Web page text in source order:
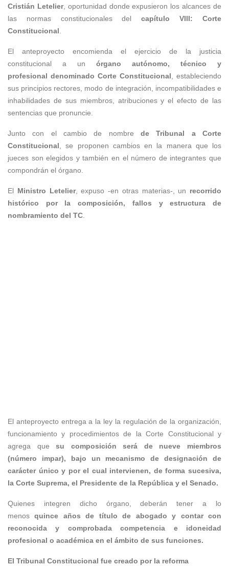
Cristián Letelier, oportunidad donde expusieron los alcances de
las normas constitucionales delcapítulo VIII: Corte
Constitucional.
El anteproyecto encomienda el ejercicio de la justicia
constitucional a un órgano autónomo, técnico y
profesional denominado Corte Constitucional, estableciendo
sus principios rectores, modo de integración, incompatibilidades e
inhabilidades de sus miembros, atribuciones y el efecto de las
sentencias que pronuncie.
Junto con el cambio de nombre de Tribunal a Corte
Constitucional, se proponen cambios en la manera que los
jueces son elegidos y también en el número de integrantes que
compondrán el órgano.
El Ministro Letelier, expuso -en otras materias-, un recorrido
histórico por la composición, fallos y estructura de
nombramiento del TC.
El anteproyecto entrega a la ley la regulación de la organización,
funcionamiento y procedimientos de la Corte Constitucional y
agrega quesu composición será de nueve miembros
(número impar), bajo un mecanismo de designación de
carácter único y por el cual intervienen, de forma sucesiva,
la Corte Suprema, el Presidente de la República y el Senado.
Quienes integren dicho órgano, deberán tener a lo
menosquince años de título de abogado y contar con
reconocida y comprobada competencia e idoneidad
profesional o académica en el ámbito de sus funciones.
El Tribunal Constitucional fue creado por la reforma